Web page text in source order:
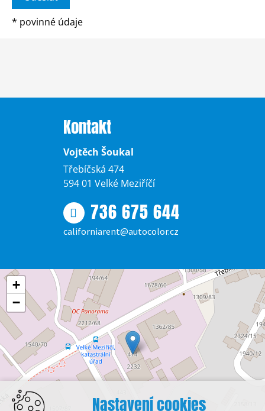
* povinné údaje
Kontakt
Vojtěch Šoukal
Třebíčská 474
594 01 Velké Meziříčí
736 675 644
californiarent@autocolor.cz
+
−
Nastavení cookies